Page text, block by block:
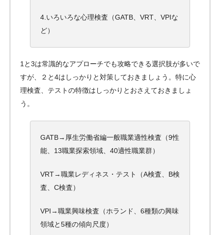
4.いろいろな心理検査（GATB、VRT、VPIな
ど）
1と3は常識的なアプローチでも攻略できる選択肢が多いで
すが、２と4はしっかりと対策しておきましょう。特に心
理検査、テストの特徴はしっかりとおさえておきましょ
う。
GATB→厚生労働省編一般職業適性検査（9性
能、13職業探索領域、40適性職業群）
VRT→職業レディネス・テスト（A検査、B検
査、C検査）
VPI→職業興味検査（ホランド、6種類の興味
領域と5種の傾向尺度）